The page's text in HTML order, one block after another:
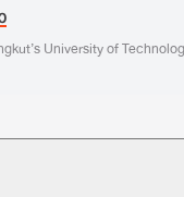
University of